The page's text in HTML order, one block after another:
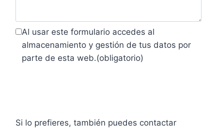
Al usar este formulario accedes al
almacenamiento y gestión de tus datos por
parte de esta web.(obligatorio)
Si lo prefieres, también puedes contactar